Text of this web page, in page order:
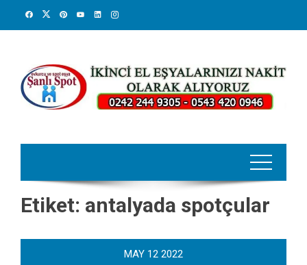
Etiket: antalyada spotçular
MAY 12 2022